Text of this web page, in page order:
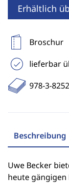
Erhältlich
Broschur
lieferbar
978-3-
Beschreibung
Uwe Becker
heute